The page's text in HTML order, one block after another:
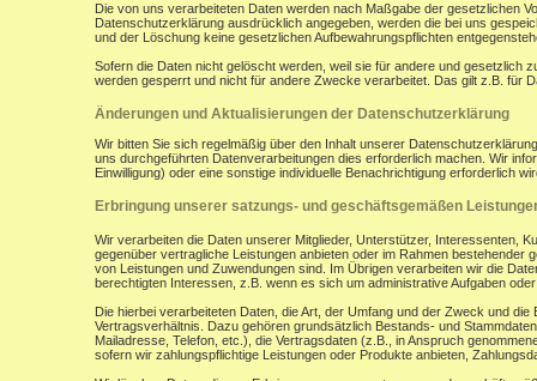
Die von uns verarbeiteten Daten werden nach Maßgabe der gesetzlichen
Datenschutzerklärung ausdrücklich angegeben, werden die bei uns
und der Löschung keine gesetzlichen Aufbewahrungspflichten
Sofern die Daten nicht gelöscht werden, weil sie für andere und gesetzlich
werden gesperrt und nicht für andere Zwecke verarbeitet. Das gilt z.B. für
Änderungen und Aktualisierungen der Datenschutzerklärung
Wir bitten Sie sich regelmäßig über den Inhalt unserer
uns durchgeführten Datenverarbeitungen dies erforderlich machen. Wir
Einwilligung) oder eine sonstige individuelle Benachrichtigung erforderlich
Erbringung unserer satzungs- und geschäftsgemäßen
Wir verarbeiten die Daten unserer Mitglieder, Unterstützer, Interessenten,
gegenüber vertragliche Leistungen anbieten oder im Rahmen
von Leistungen und Zuwendungen sind. Im Übrigen verarbeiten wir die
berechtigten Interessen, z.B. wenn es sich um administrative Aufgaben
Die hierbei verarbeiteten Daten, die Art, der Umfang und der Zweck und
Vertragsverhältnis. Dazu gehören grundsätzlich Bestands- und
Mailadresse, Telefon, etc.), die Vertragsdaten (z.B., in Anspruch
sofern wir zahlungspflichtige Leistungen oder Produkte anbieten,